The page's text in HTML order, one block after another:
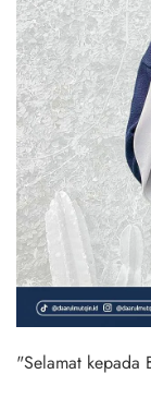
"Selamat kepada